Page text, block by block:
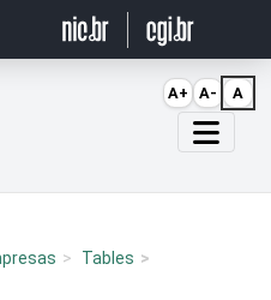
Tables
A+ A- A